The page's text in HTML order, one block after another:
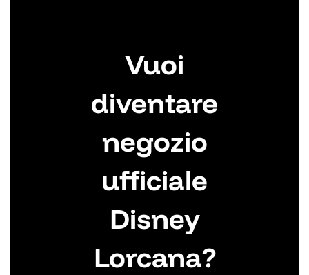
Vuoi
diventare
negozio
ufficiale
Disney
Lorcana?